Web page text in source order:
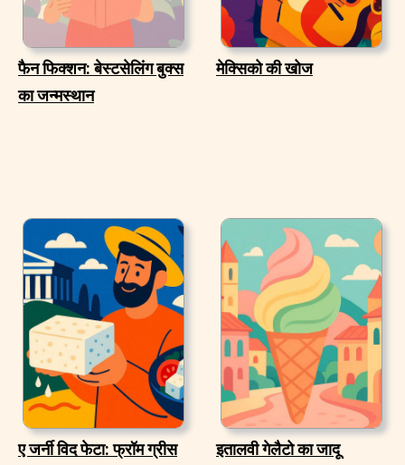
फैन फिक्शन: बेस्टसेलिंग बुक्स
का जन्मस्थान
मेक्सिको की खोज
ए जर्नी विद फेटा: फ्रॉम ग्रीस
इतालवी गेलैटो का जादू